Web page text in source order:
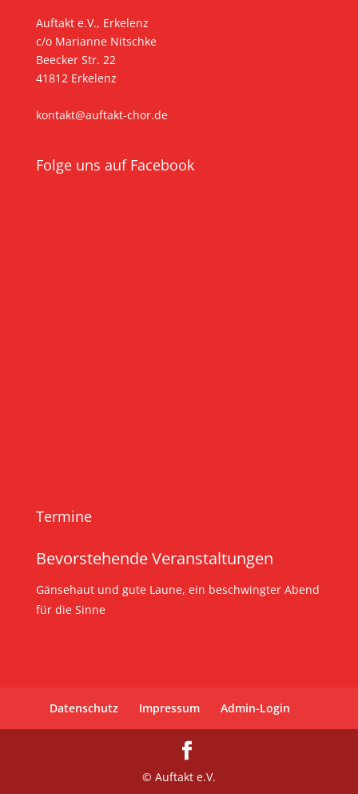
Auftakt e.V., Erkelenz
c/o Marianne Nitschke
Beecker Str. 22
41812 Erkelenz
kontakt@auftakt-chor.de
Folge uns auf Facebook
Termine
Bevorstehende Veranstaltungen
Gänsehaut und gute Laune, ein beschwingter Abend
für die Sinne
Datenschutz Impressum Admin-Login
© Auftakt e.V.